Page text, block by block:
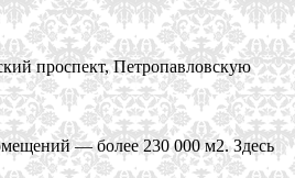
проспект, Петропавловскую
— более 230 000 м2. Здесь